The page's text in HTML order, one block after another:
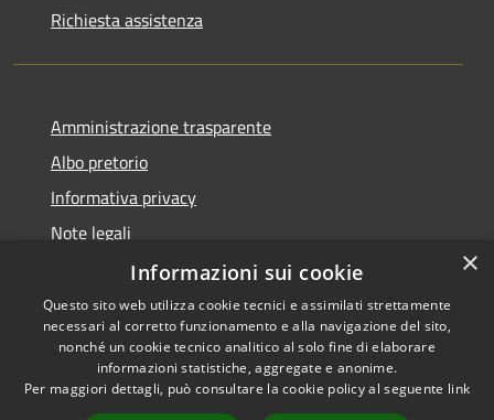
Richiesta assistenza
Amministrazione trasparente
Albo pretorio
Informativa privacy
Note legali
Dichiarazione di accessibilità
RSS
Copyright © 2026 • Comune di
×
Informazioni sui cookie
Questo sito web utilizza cookie tecnici e assimilati strettamente
necessari al corretto funzionamento e alla navigazione del sito,
nonché un cookie tecnico analitico al solo fine di elaborare
informazioni statistiche, aggregate e anonime.
Per maggiori dettagli, può consultare la cookie policy al seguente link